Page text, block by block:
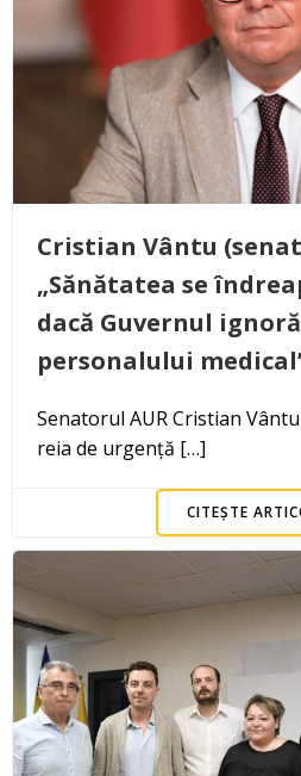
Cristian Vântu
„Sănătatea se
dacă Guvernul
personalului
Senatorul AUR Cristian
reia de urgență […]
CITEȘTE